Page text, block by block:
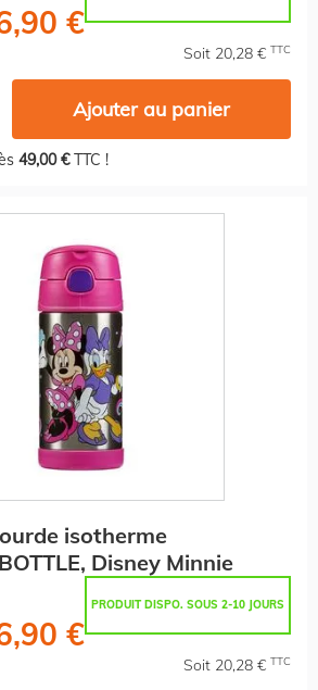
€
Soit 20,28 € TTC
Ajouter au panier
49,00 €TTC !
isotherme
Disney Minnie
PRODUIT DISPO. SOUS 2-10 JOURS
€
Soit 20,28 € TTC